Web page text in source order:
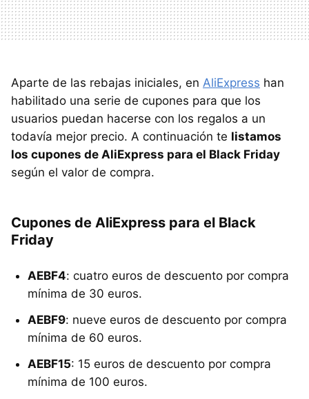
Aparte de las rebajas iniciales, en AliExpress han
habilitado una serie de cupones para que los
usuarios puedan hacerse con los regalos a un
todavía mejor precio. A continuación te listamos
los cupones de AliExpress para el Black Friday
según el valor de compra.
Cupones de AliExpress para el Black
Friday
AEBF4: cuatro euros de descuento por compra
mínima de 30 euros.
AEBF9: nueve euros de descuento por compra
mínima de 60 euros.
AEBF15: 15 euros de descuento por compra
mínima de 100 euros.